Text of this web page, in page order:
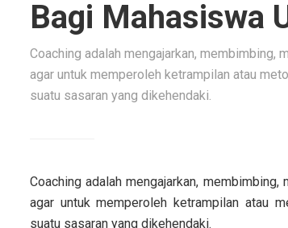
Bagi Mahasiswa
Coaching adalah mengajarkan,
agar untuk memperoleh ketrampilan atau
suatu sasaran yang dikehendaki.
Coaching adalah mengajarkan,
agar untuk memperoleh ketrampilan atau
suatu sasaran yang dikehendaki.